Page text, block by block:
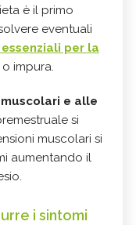
è il primo
eventuali
per la
impura.
e alle
si
muscolari si
aumentando il
i sintomi